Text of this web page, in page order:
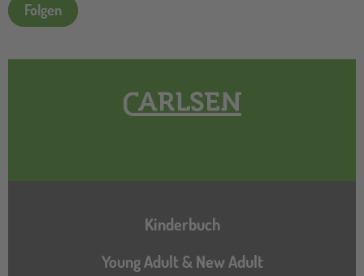
Folgen
Hauptnavigation
Kinderbuch
Young Adult & New Adult